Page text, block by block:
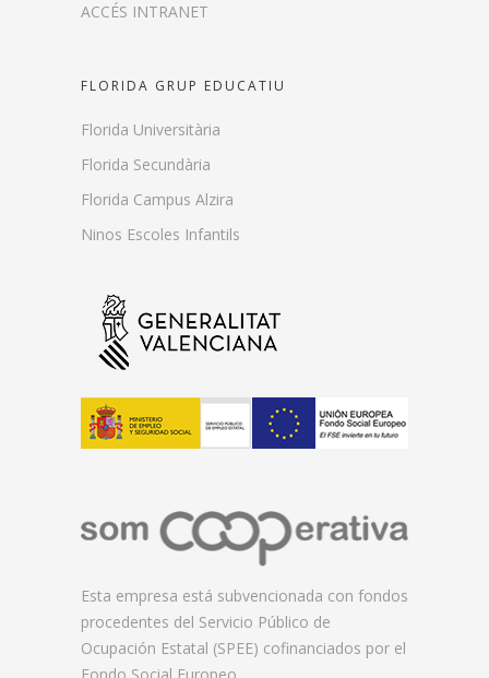
ACCÉS INTRANET
FLORIDA GRUP EDUCATIU
Florida Universitària
Florida Secundària
Florida Campus Alzira
Ninos Escoles Infantils
Esta empresa está subvencionada con fondos
procedentes del Servicio Público de
Ocupación Estatal (SPEE) cofinanciados por el